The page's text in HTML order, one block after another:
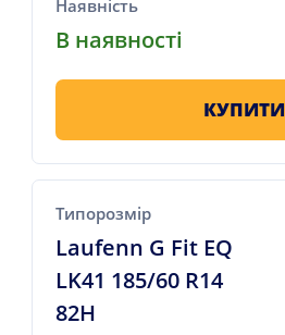
Наявність
В наявності
КУПИТИ
Типорозмір
Laufenn G Fit EQ
LK41 185/60 R14
82H